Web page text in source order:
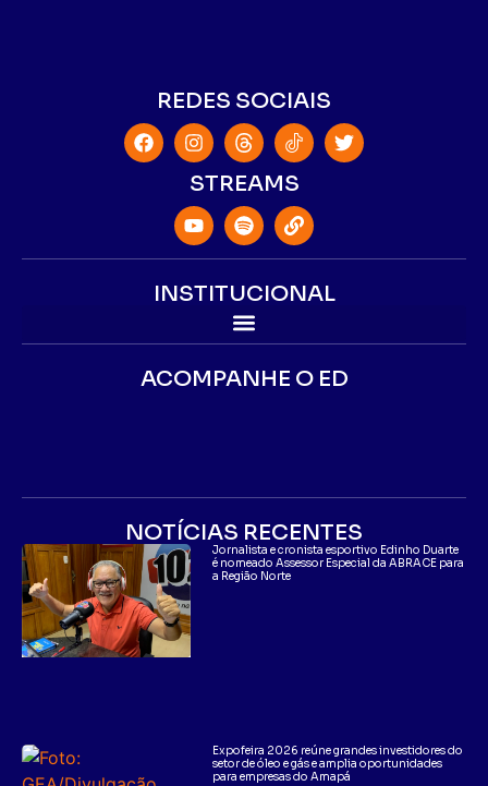
REDES SOCIAIS
STREAMS
INSTITUCIONAL
ACOMPANHE O ED
NOTÍCIAS RECENTES
Jornalista e cronista esportivo Edinho Duarte
é nomeado Assessor Especial da ABRACE para
a Região Norte
Expofeira 2026 reúne grandes investidores do
setor de óleo e gás e amplia oportunidades
para empresas do Amapá